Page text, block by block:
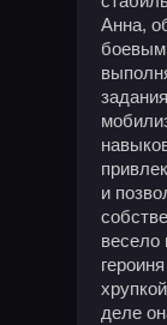
Анна,
и
весело
деле